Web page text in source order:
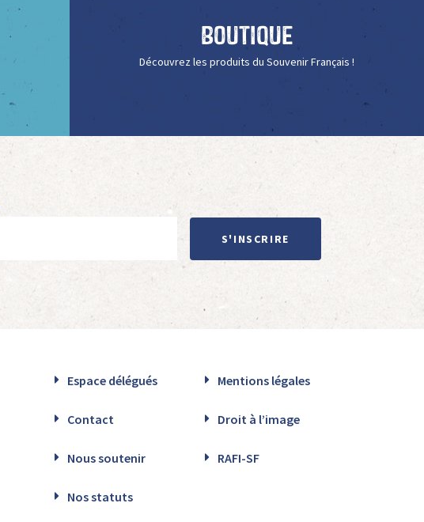
Boutique
Découvrez les produits du Souvenir Français !
S'INSCRIRE
Espace délégués Mentions légales
Contact Droit à l’image
Nous soutenir RAFI-SF
Nos statuts